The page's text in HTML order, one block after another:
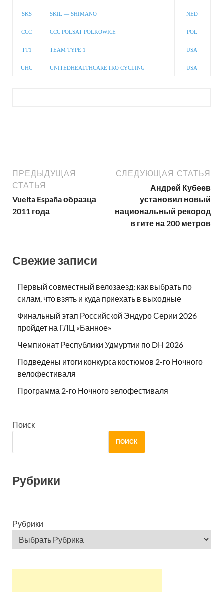
SKS SKIL — SHIMANO NED
CCC CCC POLSAT POLKOWICE POL
TT1 TEAM TYPE 1 USA
UHC UNITEDHEALTHCARE PRO CYCLING USA
ПРЕДЫДУЩАЯ
СТАТЬЯ
Vuelta España образца
2011 года
СЛЕДУЮЩАЯ СТАТЬЯ
Андрей Кубеев
установил новый
национальный рекород
в гите на 200 метров
Свежие записи
Первый совместный велозаезд: как выбрать по
силам, что взять и куда приехать в выходные
Финальный этап Российской Эндуро Серии 2026
пройдет на ГЛЦ «Банное»
Чемпионат Республики Удмуртии по DH 2026
Подведены итоги конкурса костюмов 2-го Ночного
велофестиваля
Программа 2-го Ночного велофестиваля
Поиск
ПОИСК
Рубрики
Рубрики